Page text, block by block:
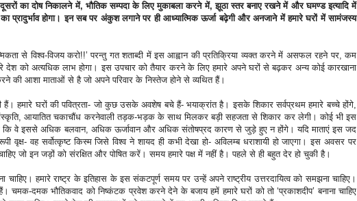
का दोष निकालने में, भौतिक सम्पदा के लिए मुकाबला करने में, झूठा स्तर बनाए रखने में और घमण्ड इत्यादि में
का प्रादुर्भाव होगा। इन सब पर अंकुश लगाने पर ही आध्यात्मिक ऊर्जा बढ़ेगी और अनजाने में हमारे घरों में सामंजस्य
से विश्व-विजय करो!!’ परन्तु गत शताब्दी में इस आह्वान की प्रतिक्रिया व्यक्त करने में असफल रहने पर, कम
को अत्यधिक लाभ होगा। इस उपचार को तैयार करने के लिए हमारे अपने घरों से बढ़कर अन्य कोई कारखाना
की आशा माताओं से है जो अपने परिवार के निस्तेज होने से व्यथित हैं।
हमारे घरों की पवित्रता- जो कुछ उसके अवशेष बचे हैं- भयाक्रांत है। इसके शिकार सर्वप्रथम हमारे बच्चे होंगे,
संस्कृति, आयातित चकाचौंध करनेवाली तड़क-भड़क के साथ मिलकर बड़ी सहजता से शिकार कर लेगी। कोई भी इस
वे इससे अधिक बलवान, अधिक ऊर्जावान और अधिक संतोषप्रद कारण से जुड़े हुए न होंगे। यदि माताएं इस जद
वृक्ष- वह सर्वोत्कृष्ट किस्म जिसे विश्व ने शायद ही कभी देखा हो- अविलम्ब धराशायी हो जाएगा। इस अवसर पर
जो इन जड़ों को संरक्षित और पोषित करें। समय हमारे पक्ष में नहीं है। पहले से ही बहुत देर हो चुकी है।
चाहिए। हमारे राष्ट्र के इतिहास के इस संकटपूर्ण समय पर उन्हें अपने राष्ट्रीय उत्तरदायित्व को समझना चाहिए।
दमक भौतिकवाद को निष्कंटक प्रवेश करने देने के बजाय हमें हमारे घरों को तो ‘प्रकाशदीप’ बनाना चाहिए